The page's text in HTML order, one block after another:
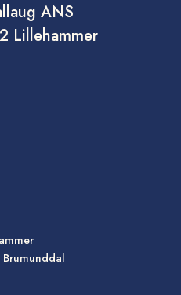
ANS
Lillehammer
Brumunddal